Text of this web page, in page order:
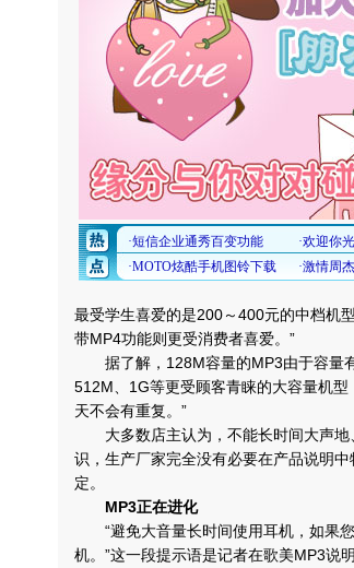
最受学生喜爱的是200～400元的中档机
带MP4功能则更受消费者喜爱。”
据了解，128M容量的MP3由于容量
512M、1G等更受顾客青睐的大容量机
天不会有重复。”
大多数店主认为，不能长时间大声地
识，生产厂家完全没有必要在产品说明
定。
MP3正在进化
“避免大音量长时间使用耳机，如果您
机。”这一段提示语是记者在歌美MP3说